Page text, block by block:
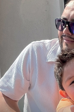
a
Noticias